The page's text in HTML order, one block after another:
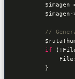
$imagen
$imagen -
//
if
        }